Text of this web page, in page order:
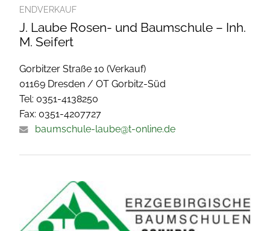
ENDVERKAUF
J. Laube Rosen- und Baumschule – Inh.
M. Seifert
Gorbitzer Straße 10 (Verkauf)
01169 Dresden / OT Gorbitz-Süd
Tel: 0351-4138250
Fax: 0351-4207727
baumschule-laube@t-online.de